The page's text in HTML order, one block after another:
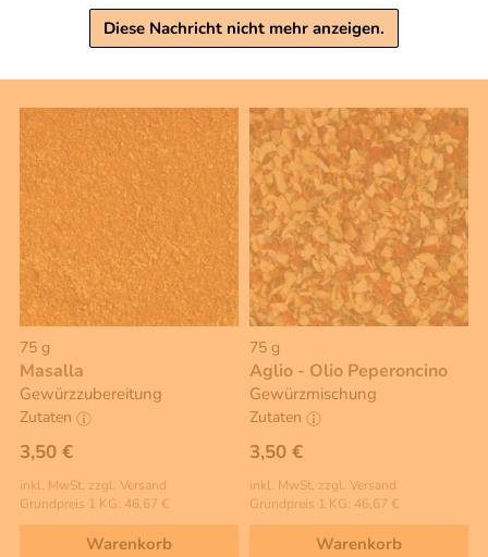
Diese Nachricht nicht mehr anzeigen.
Grundpreis 1 KG: 39,00 €
inkl. MwSt, zzgl. Versand
75 g
Masalla
Gewürzzubereitung
Zutaten
3,50 €
inkl. MwSt, zzgl. Versand
Grundpreis 1 KG: 46,67 €
Warenkorb
75 g
Aglio - Olio Peperoncino
Gewürzmischung
Zutaten
3,50 €
inkl. MwSt, zzgl. Versand
Grundpreis 1 KG: 46,67 €
Warenkorb